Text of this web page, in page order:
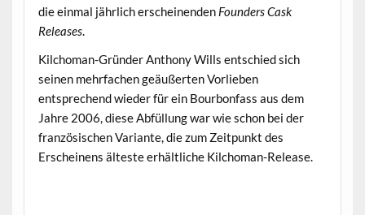
die einmal jährlich erscheinenden Founders Cask
Releases.
Kilchoman-Gründer Anthony Wills entschied sich
seinen mehrfachen geäußerten Vorlieben
entsprechend wieder für ein Bourbonfass aus dem
Jahre 2006, diese Abfüllung war wie schon bei der
französischen Variante, die zum Zeitpunkt des
Erscheinens älteste erhältliche Kilchoman-Release.